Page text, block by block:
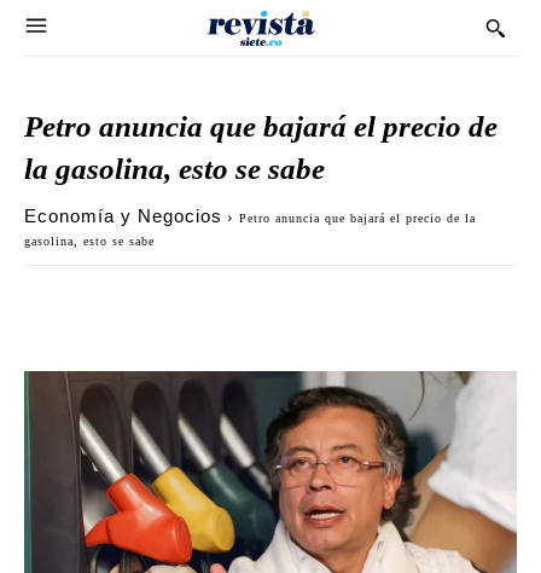
Petro anuncia que bajará el precio de
la gasolina, esto se sabe
Economía y Negocios
Petro anuncia que bajará el precio de la
gasolina, esto se sabe